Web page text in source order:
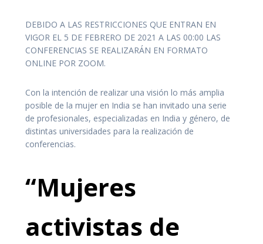
DEBIDO A LAS RESTRICCIONES QUE ENTRAN EN
VIGOR EL 5 DE FEBRERO DE 2021 A LAS 00:00 LAS
CONFERENCIAS SE REALIZARÁN EN FORMATO
ONLINE POR ZOOM.
Con la intención de realizar una visión lo más amplia
posible de la mujer en India se han invitado una serie
de profesionales, especializadas en India y género, de
distintas universidades para la realización de
conferencias.
“Mujeres
activistas de